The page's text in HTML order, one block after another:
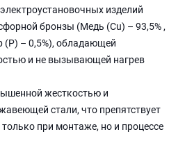
изделий
бронзы (Медь (Cu) – 93,5% ,
(P) – 0,5%), обладающей
и не вызывающей нагрев
жесткостью и
стали, что препятствует
при монтаже, но и процессе